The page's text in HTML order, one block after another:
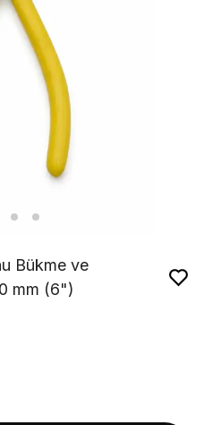
Bükme ve
mm (6")